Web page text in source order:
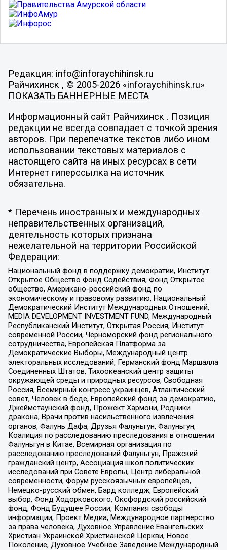
Редакция: info@inforaychihinsk.ru
Райчихинск , © 2005-2026 «inforaychihinsk.ru»
ПОКАЗАТЬ БАННЕРНЫЕ МЕСТА
Информационный сайт Райчихинск . Позиция
редакции не всегда совпадает с точкой зрения
авторов. При перепечатке текстов либо ином
использовании текстовых материалов с
настоящего сайта на иных ресурсах в сети
Интернет гиперссылка на источник
обязательна.
* Перечень иностранных и международных
неправительственных организаций,
деятельность которых признана
нежелательной на территории Российской
Федерации:
Национальный фонд в поддержку демократии, Институт
Открытое Общество Фонд Содействия, Фонд Открытое
общество, Американо-российский фонд по
экономическому и правовому развитию, Национальный
Демократический Институт Международных Отношений,
MEDIA DEVELOPMENT INVESTMENT FUND, Международный
Республиканский Институт, Открытая Россия, Институт
современной России, Черноморский фонд регионального
сотрудничества, Европейская Платформа за
Демократические Выборы, Международный центр
электоральных исследований, Германский фонд Маршалла
Соединенных Штатов, Тихоокеанский центр защиты
окружающей среды и природных ресурсов, Свободная
Россия, Всемирный конгресс украинцев, Атлантический
совет, Человек в беде, Европейский фонд за демократию,
Джеймстаунский фонд, Прожект Хармони, Родники
дракона, Врачи против насильственного извлечения
органов, Фалунь Дафа, Друзья Фалуньгун, Фалуньгун,
Коалиция по расследованию преследования в отношении
Фалуньгун в Китае, Всемирная организация по
расследованию преследований Фалуньгун, Пражский
гражданский центр, Ассоциация школ политических
исследований при Совете Европы, Центр либеральной
современности, Форум русскоязычных европейцев,
Немецко-русский обмен, Бард колледж, Европейский
выбор, Фонд Ходорковского, Оксфордский российский
фонд, Фонд Будущее России, Компания свободы
информации, Проект Медиа, Международное партнерство
за права человека, Духовное Управление Евангельских
Христиан Украинской Христианской Церкви, Новое
Поколение, Духовное Учебное Заведение Международный